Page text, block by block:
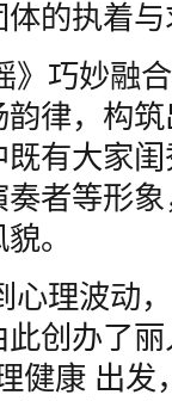
的执着
》巧妙融
律，构
有大家
者等形
。
心理波动
创办了
健康 出发